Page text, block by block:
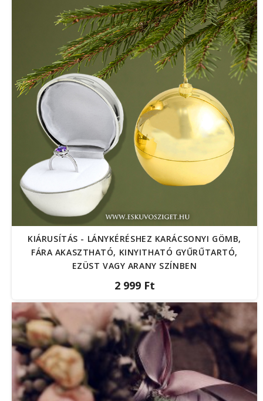
KIÁRUSÍTÁS - LÁNYKÉRÉSHEZ KARÁCSONYI GÖMB,
FÁRA AKASZTHATÓ, KINYITHATÓ GYŰRŰTARTÓ,
EZÜST VAGY ARANY SZÍNBEN
2 999 Ft